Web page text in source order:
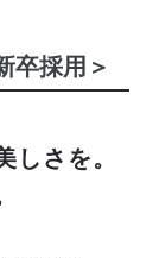
卒採用＞
しさを。